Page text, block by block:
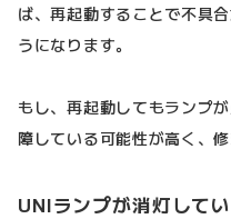
ば、再起動することで不具
うになります。
もし、再起動してもランプ
障している可能性が高く、
UNIランプが消灯して